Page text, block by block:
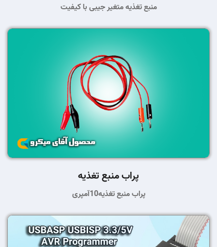
منبع تغذیه متغیر جیبی با کیفیت
پراب منبع تغذیه
پراب منبع تغذیه10آمپری